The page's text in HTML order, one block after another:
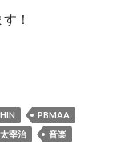
！
FLAME TOKYO@渋
PBMAA
太宰治 音楽